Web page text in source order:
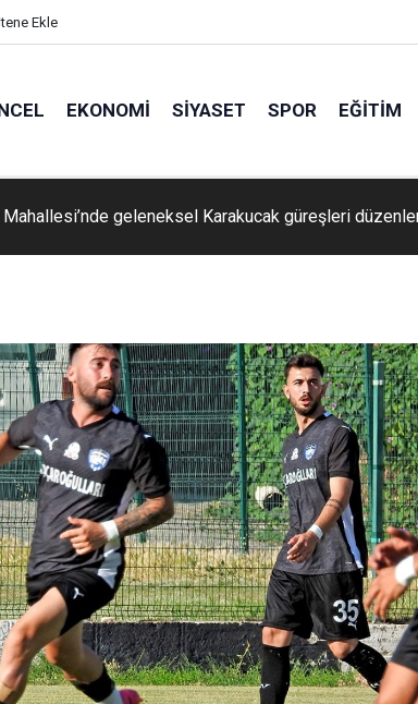
Ekle
EKONOMI SIYASET SPOR EĞITIM
voleybola yoğun ilgi